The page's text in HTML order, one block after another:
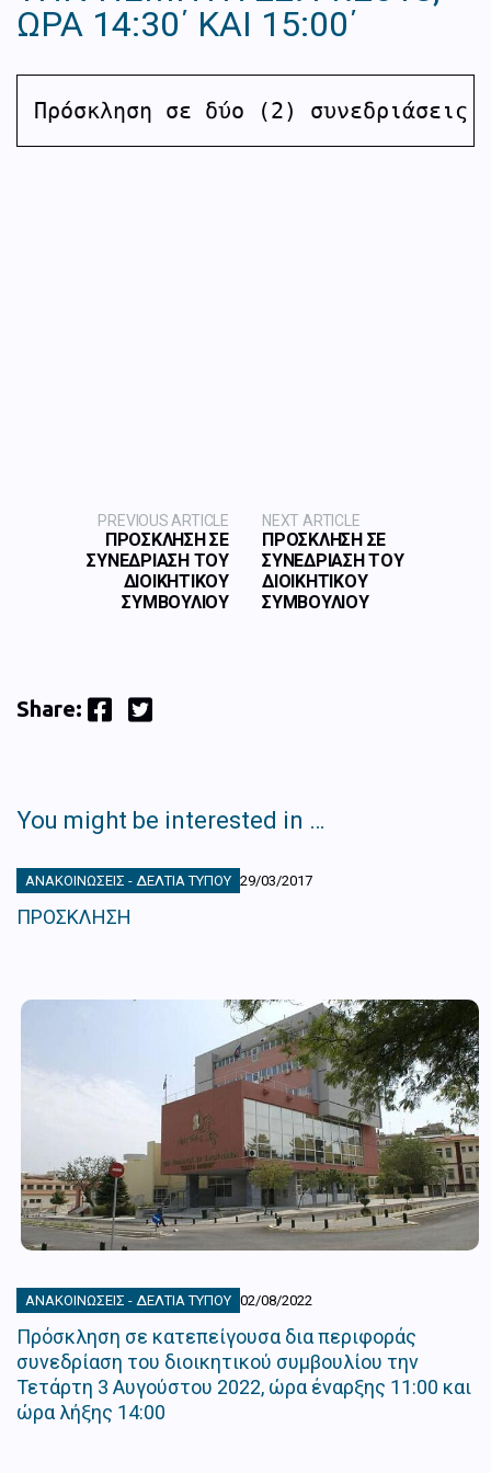
ΩΡΑ 14:30΄ ΚΑΙ 15:00΄
Πρόσκληση σε δύο (2)
PREVIOUS ARTICLE
ΠΡΟΣΚΛΗΣΗ ΣΕ
ΣΥΝΕΔΡΙΑΣΗ ΤΟΥ
ΔΙΟΙΚΗΤΙΚΟΥ
ΣΥΜΒΟΥΛΙΟΥ
NEXT ARTICLE
ΠΡΟΣΚΛΗΣΗ ΣΕ
ΣΥΝΕΔΡΙΑΣΗ ΤΟΥ
ΔΙΟΙΚΗΤΙΚΟΥ
ΣΥΜΒΟΥΛΙΟΥ
Share: Facebook Twitter
You might be interested in …
ΑΝΑΚΟΙΝΏΣΕΙΣ - ΔΕΛΤΊΑ ΤΎΠΟΥ 29/03/2017
ΠΡΟΣΚΛΗΣΗ
ΑΝΑΚΟΙΝΏΣΕΙΣ - ΔΕΛΤΊΑ ΤΎΠΟΥ 02/08/2022
Πρόσκληση σε κατεπείγουσα δια περιφοράς
συνεδρίαση του διοικητικού συμβουλίου την
Τετάρτη 3 Αυγούστου 2022, ώρα έναρξης 11:00 και
ώρα λήξης 14:00